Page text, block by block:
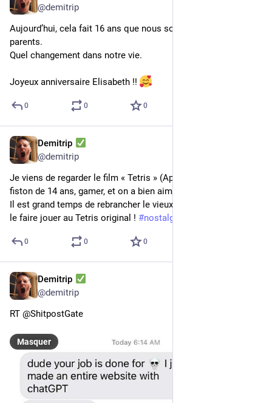
@demitrip
Aujourd’hui, cela fait 16 ans que nous sommes devenus
parents.
Quel changement dans notre vie.
Joyeux anniversaire Elisabeth !!
0 0 0
Demitrip
@demitrip
Je viens de regarder le film « Tetris » (AppleTV+) avec mon
fiston de 14 ans, gamer, et on a bien aimé !
Il est grand temps de rebrancher le vieux Tandy 1000 EX et de
le faire jouer au Tetris original ! #nostalgie
0 0 0
Demitrip
@demitrip
RT @ShitpostGate
Masquer